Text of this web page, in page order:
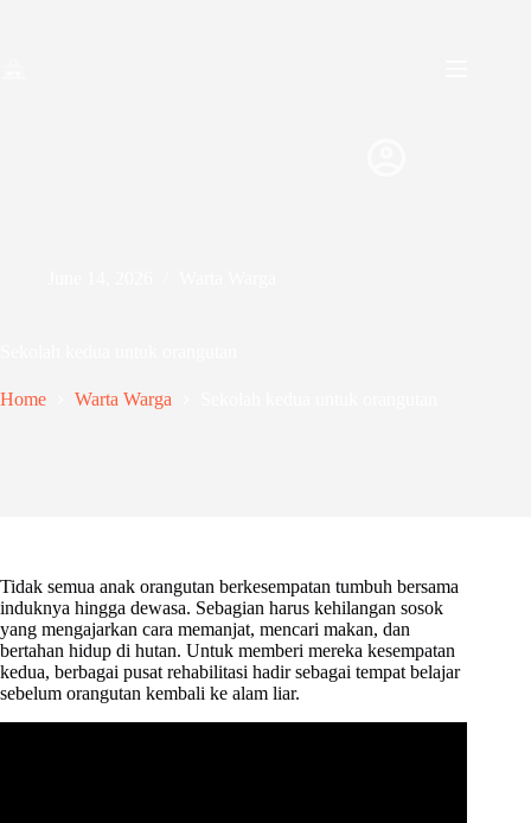
Home Warta Warga
Tidak semua anak orangutan berkesempatan tumbuh bersama
induknya hingga dewasa. Sebagian harus kehilangan sosok
yang mengajarkan cara memanjat, mencari makan, dan
bertahan hidup di hutan. Untuk memberi mereka kesempatan
kedua, berbagai pusat rehabilitasi hadir sebagai tempat belajar
sebelum orangutan kembali ke alam liar.